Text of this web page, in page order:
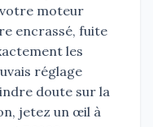
votre moteur
encrassé, fuite
les
réglage
doute sur la
jetez un œil à